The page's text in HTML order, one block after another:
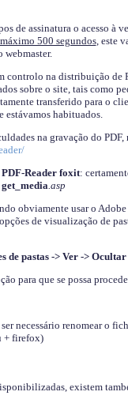
de assinatura o acesso à
máximo 500 segundos, este
webmaster.
controlo na distribuição de
sobre o site, tais como
transferido para o
estávamos habituados.
na gravação do
PDF-Reader foxit:
get_media.asp
obviamente usar o
de visualização de
de pastas -> Ver ->
para que se possa
necessário renomear o
+ firefox)
existem